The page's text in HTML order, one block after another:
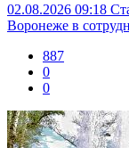
02.08.2026 09:18
Воронеже в
887
0
0